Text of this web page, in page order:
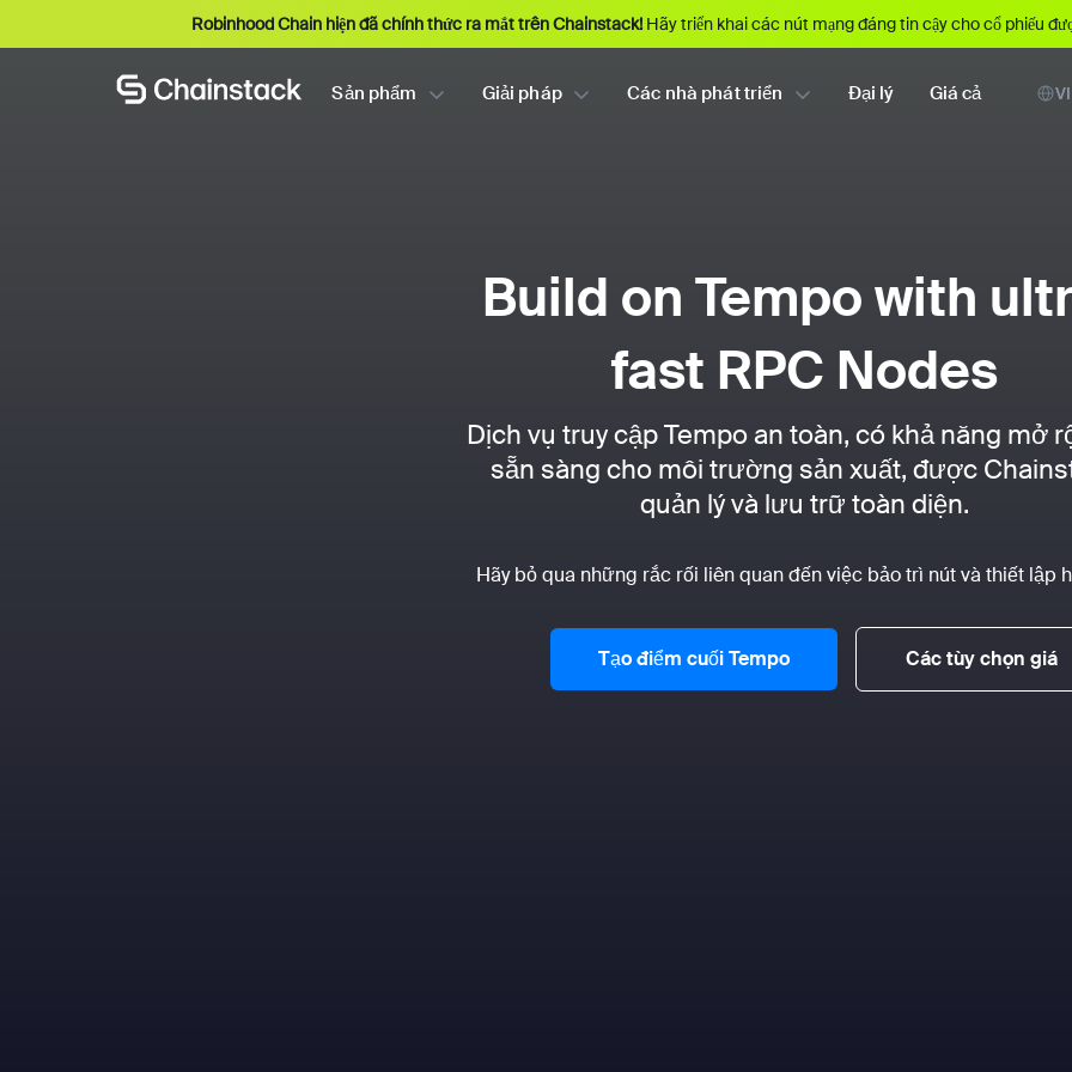
Robinhood Chain hiện đã chính thức ra mắt trên Chainstack!Hãy triển khai các nút mạng đáng tin cậy cho cổ phiếu
Sản phẩm Giải pháp Các nhà phát triển Đại lý Giá cả VI
Build on Tempo with
fast RPC Nodes
Dịch vụ truy cập Tempo an toàn, có khả năng mở
sẵn sàng cho môi trường sản xuất, được
quản lý và lưu trữ toàn diện.
Hãy bỏ qua những rắc rối liên quan đến việc bảo trì nút và thiết lập
Tạo điểm cuối Tempo Các tùy chọn giá